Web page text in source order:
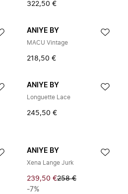
322,50 €
ANIYE BY
MACU Vintage
218,50 €
ANIYE BY
Longuette Lace
245,50 €
ANIYE BY
Xena Lange Jurk
239,50 €258 €
-7%